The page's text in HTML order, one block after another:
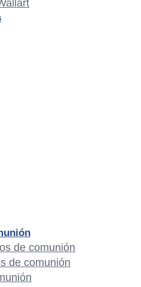
de comunión
de comunión